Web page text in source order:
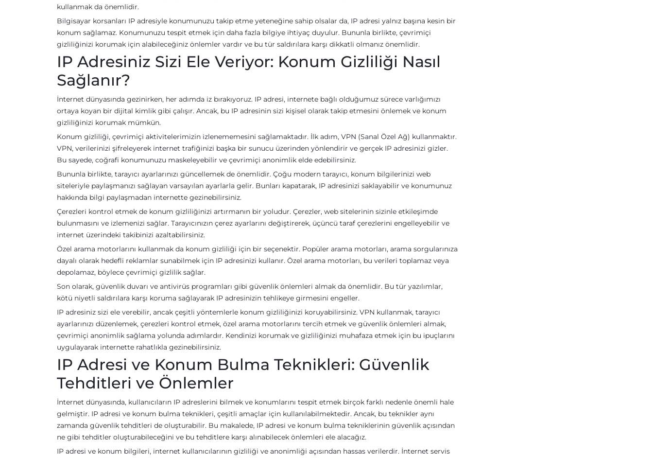
kullanmak da önemlidir.
Bilgisayar korsanları IP adresiyle konumunuzu takip etme yeteneğine sahip olsalar da, IP adresi yalnız başına kesin bir
konum sağlamaz. Konumunuzu tespit etmek için daha fazla bilgiye ihtiyaç duyulur. Bununla birlikte, çevrimiçi
gizliliğinizi korumak için alabileceğiniz önlemler vardır ve bu tür saldırılara karşı dikkatli olmanız önemlidir.
IP Adresiniz Sizi Ele Veriyor: Konum Gizliliği Nasıl
Sağlanır?
İnternet dünyasında gezinirken, her adımda iz bırakıyoruz. IP adresi, internete bağlı olduğumuz sürece varlığımızı
ortaya koyan bir dijital kimlik gibi çalışır. Ancak, bu IP adresinin sizi kişisel olarak takip etmesini önlemek ve konum
gizliliğinizi korumak mümkün.
Konum gizliliği, çevrimiçi aktivitelerimizin izlenememesini sağlamaktadır. İlk adım, VPN (Sanal Özel Ağ) kullanmaktır.
VPN, verilerinizi şifreleyerek internet trafiğinizi başka bir sunucu üzerinden yönlendirir ve gerçek IP adresinizi gizler.
Bu sayede, coğrafi konumunuzu maskeleyebilir ve çevrimiçi anonimlik elde edebilirsiniz.
Bununla birlikte, tarayıcı ayarlarınızı güncellemek de önemlidir. Çoğu modern tarayıcı, konum bilgilerinizi web
siteleriyle paylaşmanızı sağlayan varsayılan ayarlarla gelir. Bunları kapatarak, IP adresinizi saklayabilir ve konumunuz
hakkında bilgi paylaşmadan internette gezinebilirsiniz.
Çerezleri kontrol etmek de konum gizliliğinizi artırmanın bir yoludur. Çerezler, web sitelerinin sizinle etkileşimde
bulunmasını ve izlemenizi sağlar. Tarayıcınızın çerez ayarlarını değiştirerek, üçüncü taraf çerezlerini engelleyebilir ve
internet üzerindeki takibinizi azaltabilirsiniz.
Özel arama motorlarını kullanmak da konum gizliliği için bir seçenektir. Popüler arama motorları, arama sorgularınıza
dayalı olarak hedefli reklamlar sunabilmek için IP adresinizi kullanır. Özel arama motorları, bu verileri toplamaz veya
depolamaz, böylece çevrimiçi gizlilik sağlar.
Son olarak, güvenlik duvarı ve antivirüs programları gibi güvenlik önlemleri almak da önemlidir. Bu tür yazılımlar,
kötü niyetli saldırılara karşı koruma sağlayarak IP adresinizin tehlikeye girmesini engeller.
IP adresiniz sizi ele verebilir, ancak çeşitli yöntemlerle konum gizliliğinizi koruyabilirsiniz. VPN kullanmak, tarayıcı
ayarlarınızı düzenlemek, çerezleri kontrol etmek, özel arama motorlarını tercih etmek ve güvenlik önlemleri almak,
çevrimiçi anonimlik sağlama yolunda adımlardır. Kendinizi korumak ve gizliliğinizi muhafaza etmek için bu ipuçlarını
uygulayarak internette rahatlıkla gezinebilirsiniz.
IP Adresi ve Konum Bulma Teknikleri: Güvenlik
Tehditleri ve Önlemler
İnternet dünyasında, kullanıcıların IP adreslerini bilmek ve konumlarını tespit etmek birçok farklı nedenle önemli hale
gelmiştir. IP adresi ve konum bulma teknikleri, çeşitli amaçlar için kullanılabilmektedir. Ancak, bu teknikler aynı
zamanda güvenlik tehditleri de oluşturabilir. Bu makalede, IP adresi ve konum bulma tekniklerinin güvenlik açısından
ne gibi tehditler oluşturabileceğini ve bu tehditlere karşı alınabilecek önlemleri ele alacağız.
IP adresi ve konum bilgileri, internet kullanıcılarının gizliliği ve anonimliği açısından hassas verilerdir. İnternet servis